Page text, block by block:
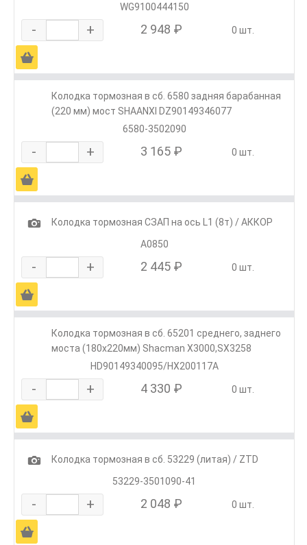
WG9100444150
- + 2 948 ₽ 0 шт.
Ä
Колодка тормозная в сб. 6580 задняя барабанная
(220 мм) мост SHAANXI DZ90149346077
6580-3502090
- + 3 165 ₽ 0 шт.
Ä
1
Колодка тормозная СЗАП на ось L1 (8т) / АККОР
А0850
- + 2 445 ₽ 0 шт.
Ä
Колодка тормозная в сб. 65201 среднего, заднего
моста (180х220мм) Shacman X3000,SX3258
HD90149340095/HX200117A
- + 4 330 ₽ 0 шт.
Ä
1
Колодка тормозная в сб. 53229 (литая) / ZTD
53229-3501090-41
- + 2 048 ₽ 0 шт.
Ä